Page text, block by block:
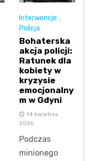
Interwencje ,
Policja
Bohaterska
akcja policji:
Ratunek dla
kobiety w
kryzysie
emocjonalny
m w Gdyni
14 kwietnia
2026
Podczas
minionego